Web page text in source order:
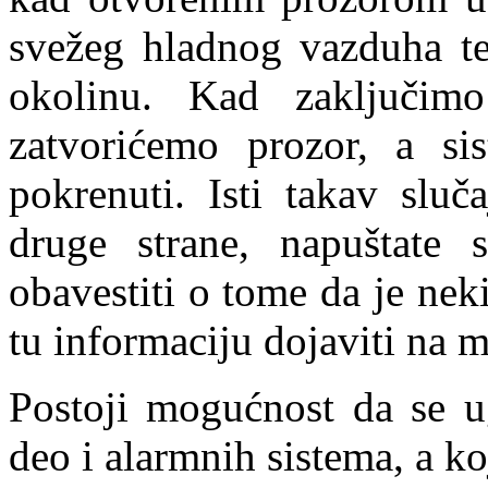
svežeg hladnog vazduha
okolinu. Kad
zatvorićemo prozor, a
pokrenuti. Isti takav
druge strane, napuštate
obavestiti o tome da je
tu informaciju dojaviti na
Postoji mogućnost da se
deo i alarmnih sistema, a